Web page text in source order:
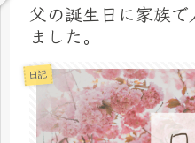
父の誕生日に家族
ました。
日記